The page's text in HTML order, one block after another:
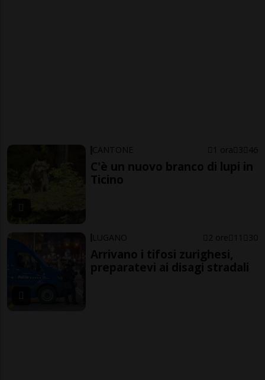
CANTONE 1 ora 3 46
C'è un nuovo branco di lupi in
Ticino
LUGANO 2 ore 11 30
Arrivano i tifosi zurighesi,
preparatevi ai disagi stradali